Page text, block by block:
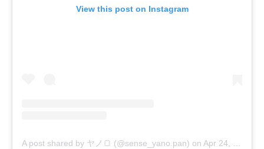
View this post on Instagram
A post shared by ヤノ🍞 (@sense_yano.pan) on Apr 24, 2020 at 3:32am PDT